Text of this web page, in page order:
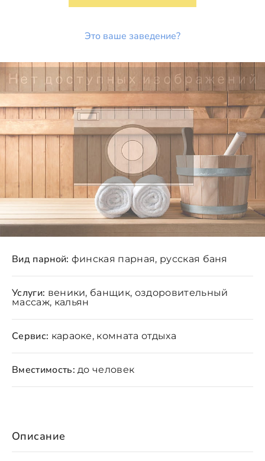
Это ваше заведение?
Описание
Вид парной: финская парная, русская баня
Услуги: веники, банщик, оздоровительный
массаж, кальян
Сервис: караоке, комната отдыха
Вместимость: до человек